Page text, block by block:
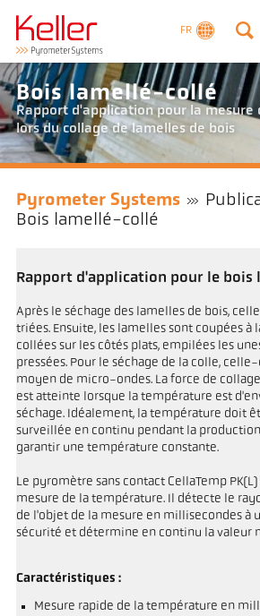
FR
Bois lamellé-collé
Rapport d'application pour la mesure
lors du collage de lamelles de bois
Pyrometer Systems
Bois lamellé-collé
Rapport d'application pour le
Après le séchage des lamelles de bois,
triées. Ensuite, les lamelles sont coupées à
collées sur les côtés plats, empilées les
pressées. Pour le séchage de la colle,
moyen de micro-ondes. La force de
est atteinte lorsque la température est
séchage. Idéalement, la température doit
surveillée en continu pendant la
garantir une température constante.
Le pyromètre sans contact CellaTemp
mesure de la température. Il détecte le
de l'objet de la mesure en millisecondes à
sécurité et détermine en continu la valeur
Caractéristiques :
Mesure rapide de la température en